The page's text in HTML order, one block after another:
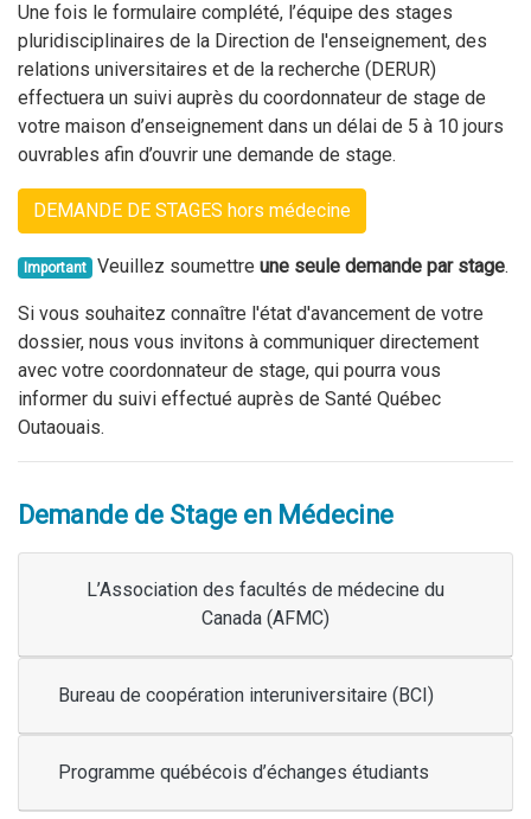
Une fois le formulaire complété, l’équipe des stages
pluridisciplinaires de la Direction de l'enseignement, des
relations universitaires et de la recherche (DERUR)
effectuera un suivi auprès du coordonnateur de stage de
votre maison d’enseignement dans un délai de 5 à 10 jours
ouvrables afin d’ouvrir une demande de stage.
DEMANDE DE STAGES hors médecine
Important Veuillez soumettre une seule demande par stage.
Si vous souhaitez connaître l'état d'avancement de votre
dossier, nous vous invitons à communiquer directement
avec votre coordonnateur de stage, qui pourra vous
informer du suivi effectué auprès de Santé Québec
Outaouais.
Demande de Stage en Médecine
L’Association des facultés de médecine du
Canada (AFMC)
Bureau de coopération interuniversitaire (BCI)
Programme québécois d’échanges étudiants